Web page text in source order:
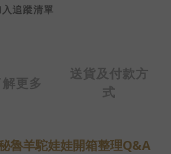
入追蹤清單
解更多
送貨及付款方
式
魯羊駝娃娃開箱整理Q&A